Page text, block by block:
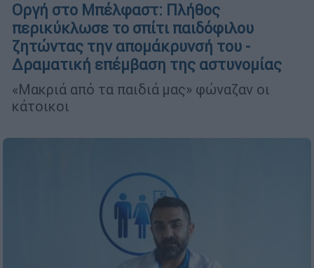
Οργή στο Μπέλφαστ: Πλήθος
περικύκλωσε το σπίτι παιδόφιλου
ζητώντας την απομάκρυνσή του -
Δραματική επέμβαση της αστυνομίας
«Μακριά από τα παιδιά μας» φώναζαν οι
κάτοικοι